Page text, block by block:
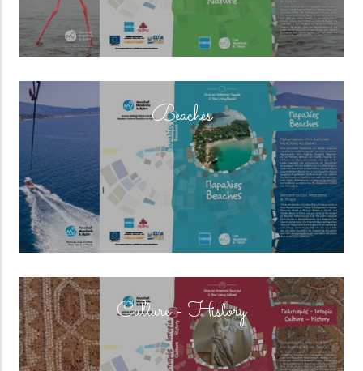
Beaches
(overlay)
Culture - History
(overlay)